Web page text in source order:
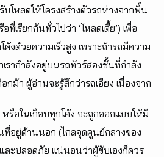
โหลดให้โครงสร้างตัวรถห่างจากพื้น
เรียกกันทั่วไปว่า ‘โหลดเตี้ย’) เพื่อ
งด้วยความเร็วสูง เพราะถ้ารถมีความ
รากำลังอยู่บนรถทัวร์สองชั้นที่กำลัง
ม้า ผู้อ่านจะรู้สึกว่ารถเอียง เนื่องจาก
รือในเกือบทุกโค้ง จะถูกออกแบบให้มี
ที่อยู่ด้านนอก (ไกลจุดศูนย์กลางของ
และปลอดภัย แน่นอนว่าผู้ขับเองก็ควร